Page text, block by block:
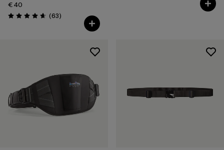
€ 40
Bewertung: 4.7 / 5
(63Rezensionen
)